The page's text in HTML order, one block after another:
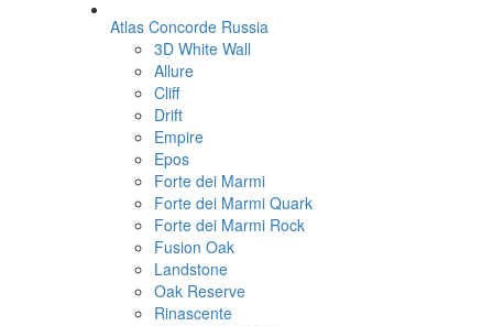
Atlas Concorde Russia
3D White Wall
Allure
Cliff
Drift
Empire
Epos
Forte dei Marmi
Forte dei Marmi Quark
Forte dei Marmi Rock
Fusion Oak
Landstone
Oak Reserve
Rinascente